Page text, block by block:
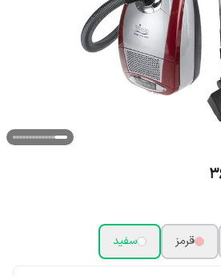
قرمز سفید